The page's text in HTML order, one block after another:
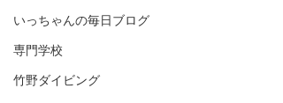
いっちゃんの毎日ブログ
専門学校
竹野ダイビング